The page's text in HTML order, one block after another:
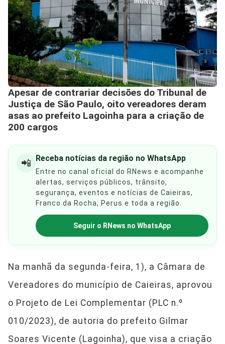
Apesar de contrariar decisões do Tribunal de
Justiça de São Paulo, oito vereadores deram
asas ao prefeito Lagoinha para a criação de
200 cargos
📲 Receba notícias da região no WhatsApp
Entre no canal oficial do RNews e acompanhe
alertas, serviços públicos, trânsito,
segurança, eventos e notícias de Caieiras,
Franco da Rocha, Perus e toda a região.
Seguir o RNews no WhatsApp
Na manhã da segunda-feira, 1), a Câmara de
Vereadores do município de Caieiras, aprovou
o Projeto de Lei Complementar (PLC n.º
010/2023), de autoria do prefeito Gilmar
Soares Vicente (Lagoinha), que visa a criação